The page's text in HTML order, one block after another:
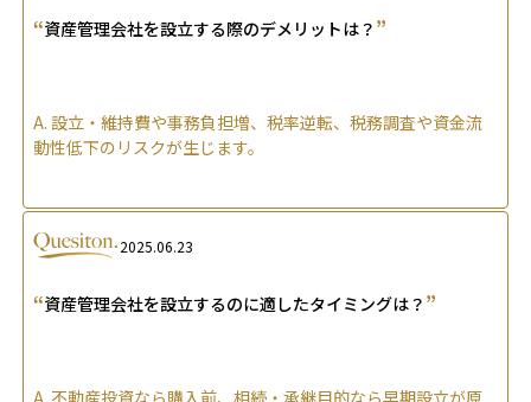
“資産管理会社を設立する際のデメリットは？ ”
A. 設立・維持費や事務負担増、税率逆転、税務調査や資金流
動性低下のリスクが生じます。
2025.06.23
“資産管理会社を設立するのに適したタイミングは？ ”